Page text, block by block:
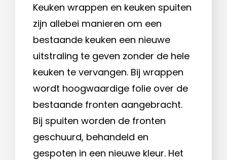
Keuken wrappen en keuken spuiten
zijn allebei manieren om een
bestaande keuken een nieuwe
uitstraling te geven zonder de hele
keuken te vervangen. Bij wrappen
wordt hoogwaardige folie over de
bestaande fronten aangebracht.
Bij spuiten worden de fronten
geschuurd, behandeld en
gespoten in een nieuwe kleur. Het